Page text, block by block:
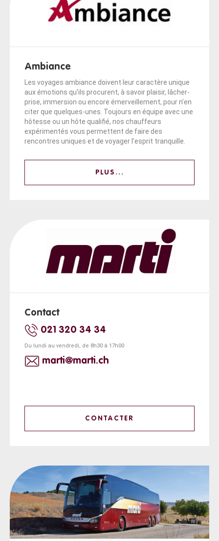
Ambiance
Les voyages ambiance doivent leur caractère unique
aux émotions qu’ils procurent, à savoir plaisir, lâcher-
prise, immersion ou encore émerveillement, pour n’en
citer que quelques-unes. Toujours en équipe avec une
hôtesse ou un hôte qualifié, nos chauffeurs
expérimentés vous permettent de faire des
rencontres uniques et de voyager l’esprit tranquille.
PLUS...
Contact
021 320 34 34
Du lundi au vendredi, de 8h30 à 17h00
marti@marti.ch
CONTACTER